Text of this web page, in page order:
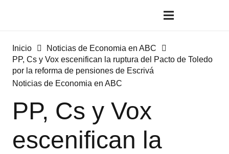
Inicio
Noticias de Economia en ABC
PP, Cs y Vox escenifican la ruptura del Pacto de Toledo
por la reforma de pensiones de Escrivá
Noticias de Economia en ABC
PP, Cs y Vox
escenifican la